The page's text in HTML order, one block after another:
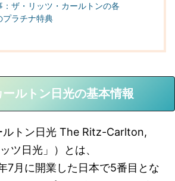
：ザ・リッツ・カールトンの各
プラチナ特典
ルトン日光の基本情報
ルトン日光 The Ritz-Carlton,
ツ日光」）とは、
7月に開業した日本で5番目とな